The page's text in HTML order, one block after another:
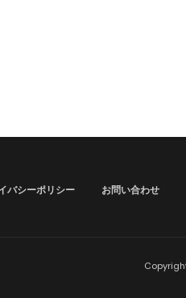
バシーポリシー お問い合わせ